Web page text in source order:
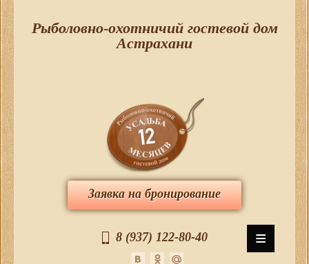
Рыболовно-охотничий гостевой дом
Астрахани
Заявка на бронирование
8 (937) 122-80-40 ≡